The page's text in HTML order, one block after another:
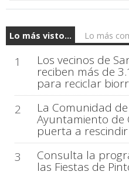
Lo más visto... Lo más
1 Los vecinos de
reciben más de
para reciclar
2
La Comunidad
Ayuntamiento de
puerta a
3
Consulta la
las Fiestas de